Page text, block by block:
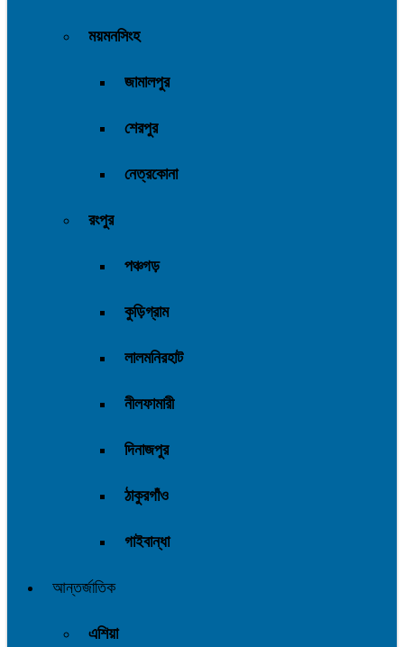
ময়মনসিংহ
জামালপুর
শেরপুর
নেত্রকোনা
রংপুর
পঞ্চগড়
কুড়িগ্রাম
লালমনিরহাট
নীলফামারী
দিনাজপুর
ঠাকুরগাঁও
গাইবান্ধা
আন্তর্জাতিক
এশিয়া